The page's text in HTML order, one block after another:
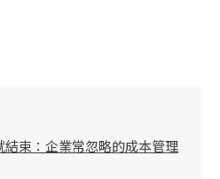
束：企業常忽略的成本管理